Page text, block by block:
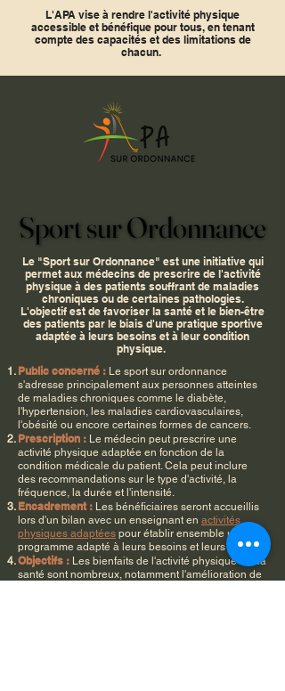
L'APA vise à rendre l'activité physique
accessible et bénéfique pour tous, en tenant
compte des capacités et des limitations de
chacun.
Sport sur Ordonnance
Sport sur Ordonnance
Le "Sport sur Ordonnance" est une initiative qui
permet aux médecins de prescrire de l'activité
physique à des patients souffrant de maladies
chroniques ou de certaines pathologies.
L'objectif est de favoriser la santé et le bien-être
des patients par le biais d'une pratique sportive
adaptée à leurs besoins et à leur condition
physique.
Public concerné : Le sport sur ordonnance
s'adresse principalement aux personnes atteintes
de maladies chroniques comme le diabète,
l'hypertension, les maladies cardiovasculaires,
l'obésité ou encore certaines formes de cancers.
Prescription : Le médecin peut prescrire une
activité physique adaptée en fonction de la
condition médicale du patient. Cela peut inclure
des recommandations sur le type d'activité, la
fréquence, la durée et l'intensité.
Encadrement : Les bénéficiaires seront accueillis
lors d'un bilan avec un enseignant en activités
physiques adaptées pour établir ensemble un
programme adapté à leurs besoins et leurs envies.
Objectifs : Les bienfaits de l'activité physique sur la
santé sont nombreux, notamment l'amélioration de